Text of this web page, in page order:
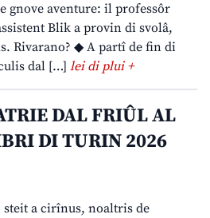
gnove aventure: il professôr
Blik a provin di svolâ,
Rivarano? ◆ A partî de fin di
dal […] lei di plui +
DAL FRIÛL AL
DI TURIN 2026
steit a cirînus, noaltris de